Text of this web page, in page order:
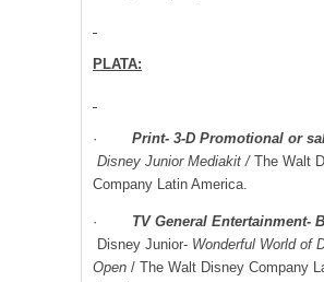
PLATA:
· Print- 3-D Promotional or
Disney Junior Mediakit / The Walt
Company Latin America.
· TV General Entertainment-
Disney Junior- Wonderful World of
Open / The Walt Disney Company